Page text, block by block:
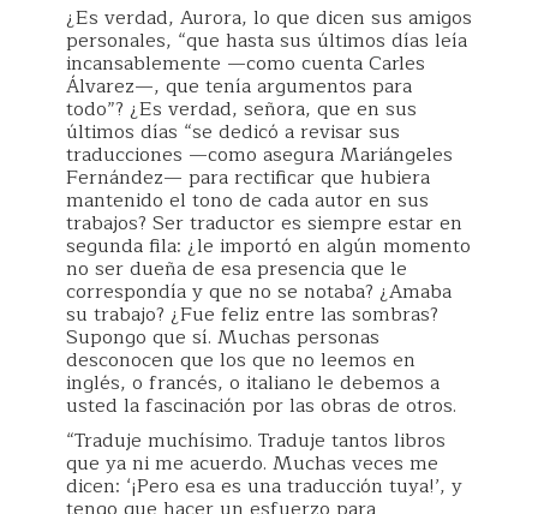
¿Es verdad, Aurora, lo que dicen sus amigos
personales, “que hasta sus últimos días leía
incansablemente —como cuenta Carles
Álvarez—, que tenía argumentos para
todo”? ¿Es verdad, señora, que en sus
últimos días “se dedicó a revisar sus
traducciones —como asegura Mariángeles
Fernández— para rectificar que hubiera
mantenido el tono de cada autor en sus
trabajos? Ser traductor es siempre estar en
segunda fila: ¿le importó en algún momento
no ser dueña de esa presencia que le
correspondía y que no se notaba? ¿Amaba
su trabajo? ¿Fue feliz entre las sombras?
Supongo que sí. Muchas personas
desconocen que los que no leemos en
inglés, o francés, o italiano le debemos a
usted la fascinación por las obras de otros.
“Traduje muchísimo. Traduje tantos libros
que ya ni me acuerdo. Muchas veces me
dicen: ‘¡Pero esa es una traducción tuya!’, y